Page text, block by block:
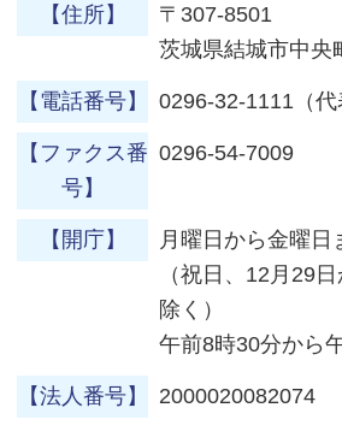
【住所】
〒307-8501
茨城県結城市中央
【電話番号】 0296-32-1111（代
【ファクス番
号】
0296-54-7009
【開庁】
月曜日から金曜日
（祝日、12月29
除く）
午前8時30分から
【法人番号】 2000020082074